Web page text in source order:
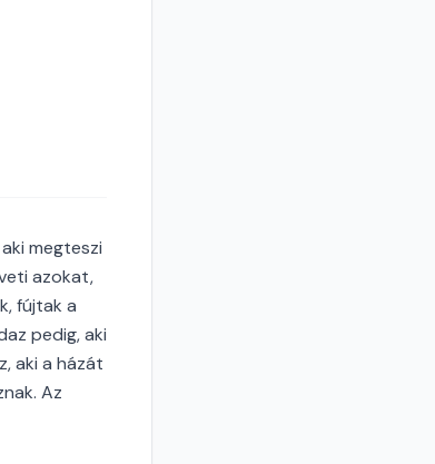
megteszi
azokat,
fújtak a
pedig, aki
aki a házát
Az